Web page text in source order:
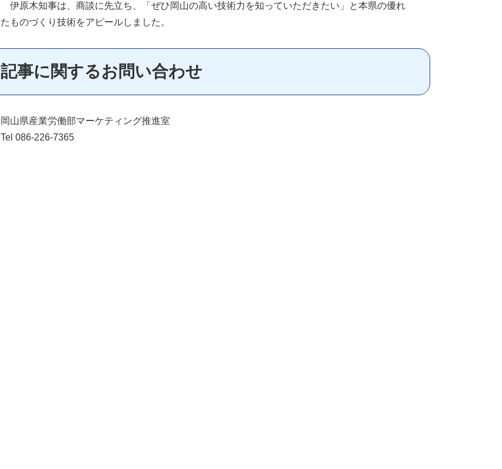
伊原木知事は、商談に先立ち、「ぜひ岡山の高い技術力を知っていただきたい」と本県の優れ
たものづくり技術をアピールしました。
記事に関するお問い合わせ
岡山県産業労働部マーケティング推進室
Tel 086-226-7365